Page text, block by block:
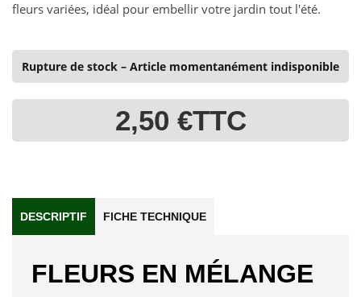
fleurs variées, idéal pour embellir votre jardin tout l'été.
Rupture de stock – Article momentanément indisponible
2,50 €TTC
DESCRIPTIF FICHE TECHNIQUE
FLEURS EN MÉLANGE